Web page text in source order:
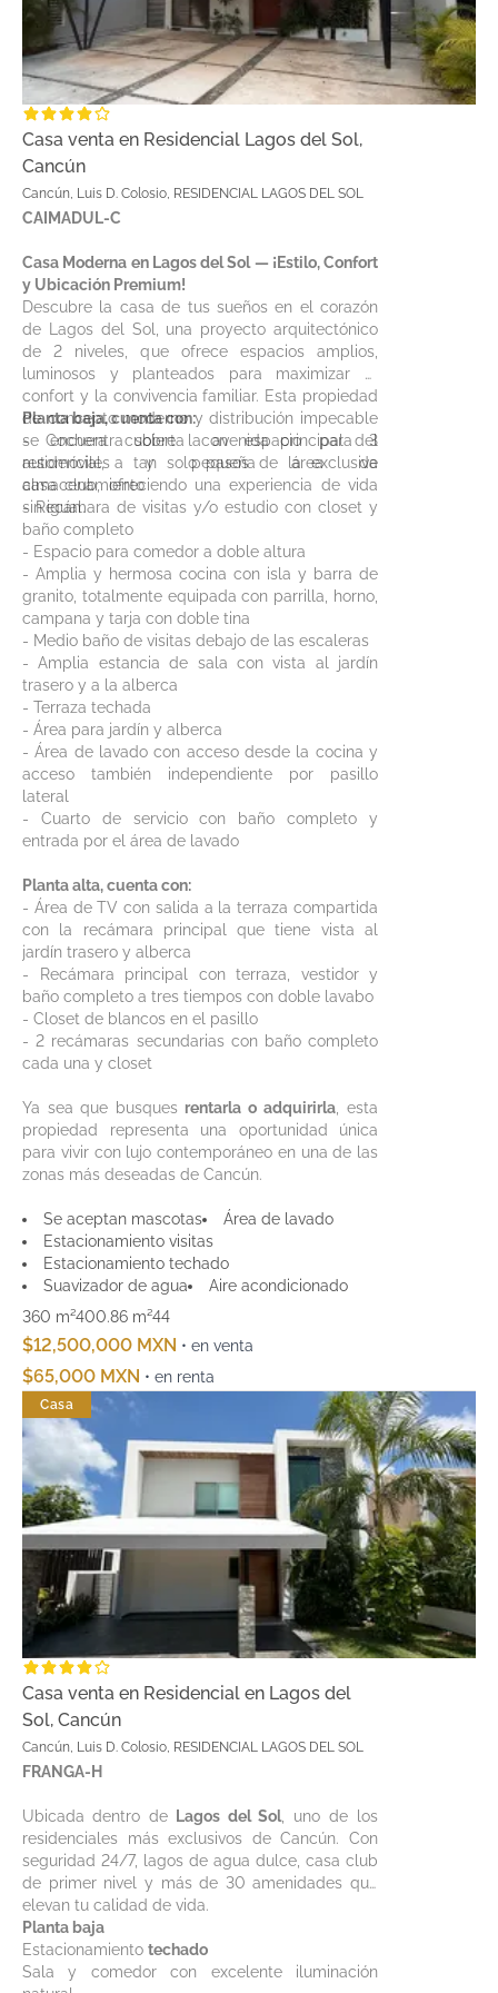
Casa venta en Residencial Lagos del Sol,
Cancún
Cancún, Luis D. Colosio, RESIDENCIAL LAGOS DEL SOL
CAIMADUL-C
Casa Moderna en Lagos del Sol — ¡Estilo, Confort
y Ubicación Premium!
Descubre la casa de tus sueños en el corazón
de Lagos del Sol, una proyecto arquitectónico
de 2 niveles, que ofrece espacios amplios,
luminosos y planteados para maximizar el
confort y la convivencia familiar. Esta propiedad
de concepto moderno y distribución impecable
se encuentra sobre la avenida principal del
residencial, a tan solo pasos de la exclusiva
casa club, ofreciendo una experiencia de vida
sin igual.
Planta baja, cuenta con:
- Cochera cubierta con espacio para 3
automóviles y pequeña área de
almacenamiento
- Recámara de visitas y/o estudio con closet y
baño completo
- Espacio para comedor a doble altura
- Amplia y hermosa cocina con isla y barra de
granito, totalmente equipada con parrilla, horno,
campana y tarja con doble tina
- Medio baño de visitas debajo de las escaleras
- Amplia estancia de sala con vista al jardín
trasero y a la alberca
- Terraza techada
- Área para jardín y alberca
- Área de lavado con acceso desde la cocina y
acceso también independiente por pasillo
lateral
- Cuarto de servicio con baño completo y
entrada por el área de lavado
Planta alta, cuenta con:
- Área de TV con salida a la terraza compartida
con la recámara principal que tiene vista al
jardín trasero y alberca
- Recámara principal con terraza, vestidor y
baño completo a tres tiempos con doble lavabo
- Closet de blancos en el pasillo
- 2 recámaras secundarias con baño completo
cada una y closet
Ya sea que busques rentarla o adquirirla , esta
propiedad representa una oportunidad única
para vivir con lujo contemporáneo en una de las
zonas más deseadas de Cancún.
Se aceptan mascotas
Área de lavado
Estacionamiento visitas
Estacionamiento techado
Suavizador de agua
Aire acondicionado
360 m²400.86 m²44
$12,500,000 MXN • en venta
$65,000 MXN • en renta
Casa
Casa venta en Residencial en Lagos del
Sol, Cancún
Cancún, Luis D. Colosio, RESIDENCIAL LAGOS DEL SOL
FRANGA-H
Ubicada dentro de Lagos del Sol, uno de los
residenciales más exclusivos de Cancún. Con
seguridad 24/7, lagos de agua dulce, casa club
de primer nivel y más de 30 amenidades que
elevan tu calidad de vida.
Planta baja
Estacionamiento techado
Sala y comedor con excelente iluminación